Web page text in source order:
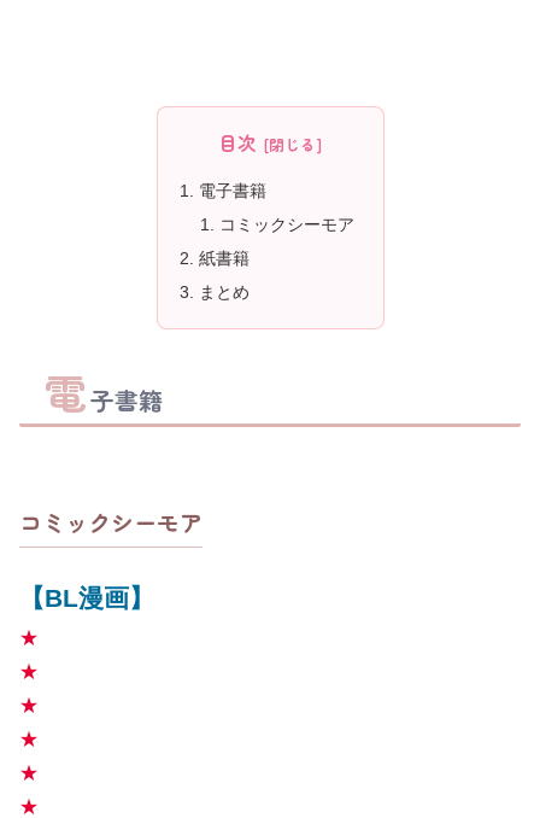
目次
電子書籍
コミックシーモア
紙書籍
まとめ
電子書籍
コミックシーモア
【BL漫画】
★
★
★
★
★
★